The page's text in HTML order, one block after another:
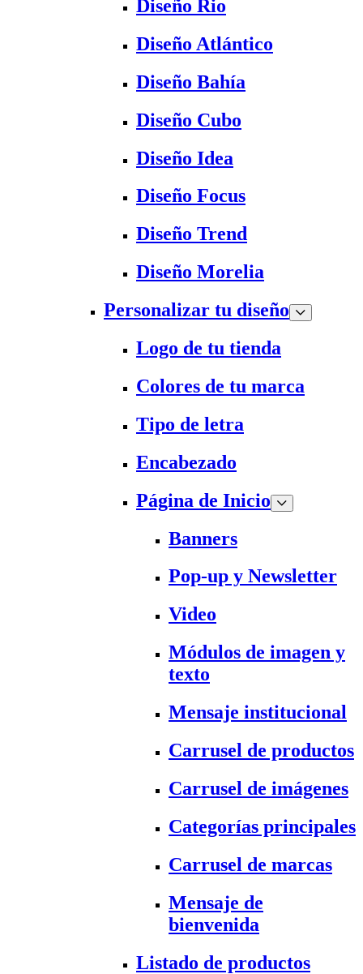
Diseño Rio
Diseño Atlántico
Diseño Bahía
Diseño Cubo
Diseño Idea
Diseño Focus
Diseño Trend
Diseño Morelia
Personalizar tu diseño
Logo de tu tienda
Colores de tu marca
Tipo de letra
Encabezado
Página de Inicio
Banners
Pop-up y Newsletter
Video
Módulos de imagen y
texto
Mensaje institucional
Carrusel de productos
Carrusel de imágenes
Categorías principales
Carrusel de marcas
Mensaje de
bienvenida
Listado de productos